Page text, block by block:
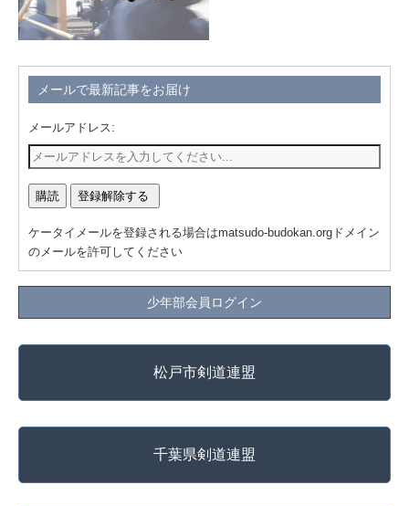
メールで最新記事をお届け
メールアドレス:
ケータイメールを登録される場合はmatsudo-budokan.orgドメイン
のメールを許可してください
少年部会員ログイン
松戸市剣道連盟
千葉県剣道連盟